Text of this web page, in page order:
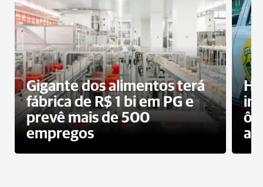
Gigante dos alimentos terá
fábrica de R$ 1 bi em PG e
prevê mais de 500
empregos